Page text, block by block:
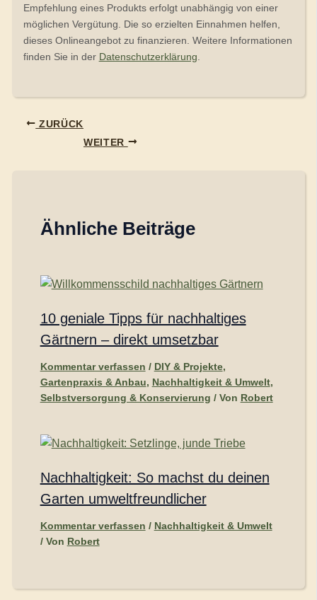
Empfehlung eines Produkts erfolgt unabhängig von einer
möglichen Vergütung. Die so erzielten Einnahmen helfen,
dieses Onlineangebot zu finanzieren. Weitere Informationen
finden Sie in der Datenschutzerklärung
ZURÜCK
WEITER
Ähnliche Beiträge
10 geniale Tipps für nachhaltiges
Gärtnern – direkt umsetzbar
Kommentar verfassen / DIY & Projekte,
Gartenpraxis & Anbau, Nachhaltigkeit & Umwelt,
Selbstversorgung & Konservierung / Von Robert
Nachhaltigkeit: So machst du deinen
Garten umweltfreundlicher
Kommentar verfassen / Nachhaltigkeit & Umwelt
/ Von Robert